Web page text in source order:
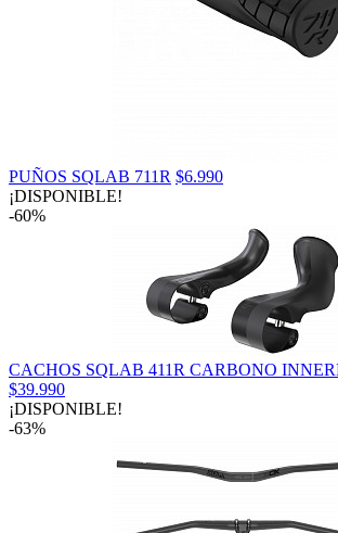
PUÑOS SQLAB 711R $6.990
¡DISPONIBLE!
-60%
CACHOS SQLAB 411R CARBONO
$39.990
¡DISPONIBLE!
-63%